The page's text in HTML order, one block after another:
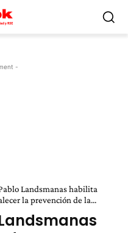
-
Landsmanas habilita
la prevención de la...